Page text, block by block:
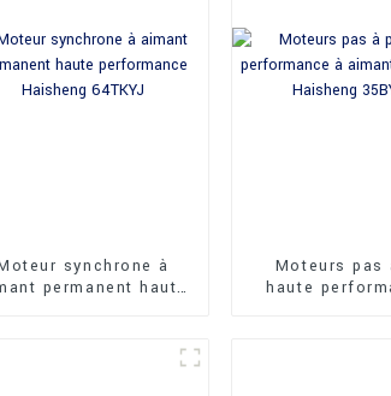
synchrone à
permanent haute
Moteurs pas
haute